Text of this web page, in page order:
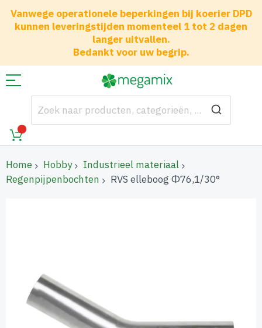
Vanwege operationele beperkingen bij koerier DPD
kunnen leveringstijden momenteel 1 tot 2 dagen
langer uitvallen.
Bedankt voor uw begrip.
Home Hobby
Industrieel materiaal
Regenpijpenbochten
RVS elleboog Φ76,1/30°